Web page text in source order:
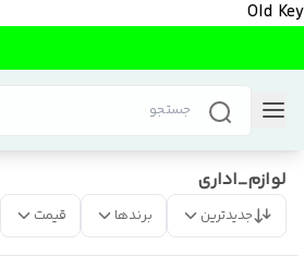
Old Key
لوازم_اداری
جدیدترین برندها قیمت